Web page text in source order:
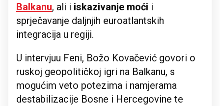
Balkanu, ali i iskazivanje moći i
sprječavanje daljnjih euroatlantskih
integracija u regiji.
U intervjuu Feni, Božo Kovačević govori o
ruskoj geopolitičkoj igri na Balkanu, s
mogućim veto potezima i namjerama
destabilizacije Bosne i Hercegovine te